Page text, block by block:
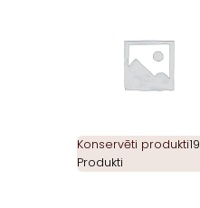
Konservēti produkti19
Produkti